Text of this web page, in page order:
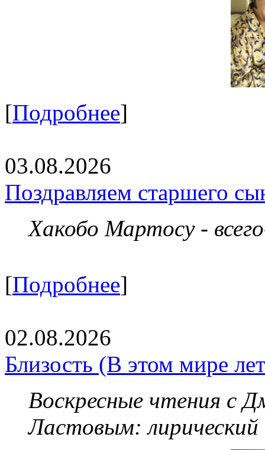
[Подробнее]
03.08.2026
Поздравляем старшего
Хакобо Мартосу -
[Подробнее]
02.08.2026
Близость (В этом мире
Воскресные чтения с
Ластовым: